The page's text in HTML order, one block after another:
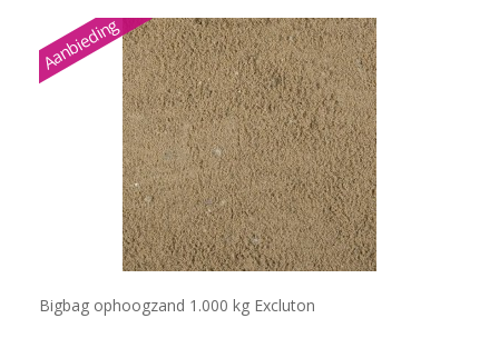
Aanbieding
Bigbag ophoogzand 1.000 kg Excluton